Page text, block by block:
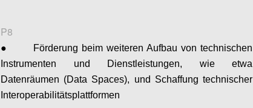
P8
●
Förderung beim weiteren Aufbau von technischen
Instrumenten und Dienstleistungen, wie etwa
Datenräumen (Data Spaces), und Schaffung technischer
Interoperabilitätsplattformen